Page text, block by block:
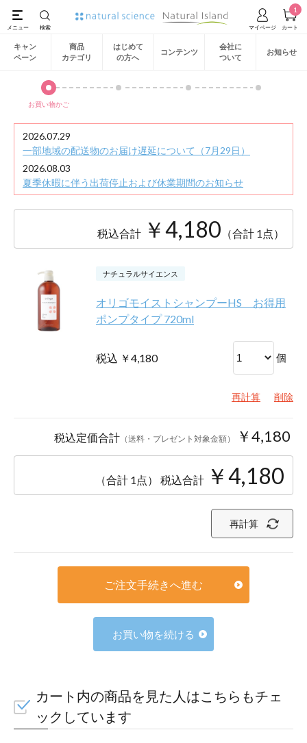
1
キャン
ペーン
商品
カテゴリ
はじめて
の方へ
コンテンツ
会社に
ついて
お知らせ
お買い物かご
2026.07.29
一部地域の配送物のお届け遅延について（7月29日）
2026.08.03
夏季休暇に伴う出荷停止および休業期間のお知らせ
税込合計 ￥4,180 （合計 1点）
ナチュラルサイエンス
オリゴモイストシャンプーHS お得用
ポンプタイプ 720ml
税込 ￥4,180 個
再計算 削除
税込定価合計 （送料・プレゼント対象金額） ￥4,180
（合計 1点） 税込合計 ￥4,180
再計算
ご注文手続きへ進む
お買い物を続ける
カート内の商品を見た人はこちらもチェ
ックしています